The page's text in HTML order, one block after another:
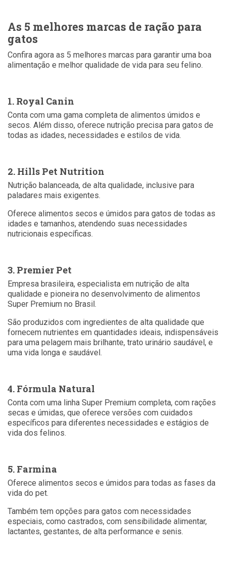
As 5 melhores marcas de ração para
gatos
Confira agora as 5 melhores marcas para garantir uma boa
alimentação e melhor qualidade de vida para seu felino.
1. Royal Canin
Conta com uma gama completa de alimentos úmidos e
secos. Além disso, oferece nutrição precisa para gatos de
todas as idades, necessidades e estilos de vida.
2. Hills Pet Nutrition
Nutrição balanceada, de alta qualidade, inclusive para
paladares mais exigentes.
Oferece alimentos secos e úmidos para gatos de todas as
idades e tamanhos, atendendo suas necessidades
nutricionais específicas.
3. Premier Pet
Empresa brasileira, especialista em nutrição de alta
qualidade e pioneira no desenvolvimento de alimentos
Super Premium no Brasil.
São produzidos com ingredientes de alta qualidade que
fornecem nutrientes em quantidades ideais, indispensáveis
para uma pelagem mais brilhante, trato urinário saudável, e
uma vida longa e saudável.
4. Fórmula Natural
Conta com uma linha Super Premium completa, com rações
secas e úmidas, que oferece versões com cuidados
específicos para diferentes necessidades e estágios de
vida dos felinos.
5. Farmina
Oferece alimentos secos e úmidos para todas as fases da
vida do pet.
Também tem opções para gatos com necessidades
especiais, como castrados, com sensibilidade alimentar,
lactantes, gestantes, de alta performance e senis.